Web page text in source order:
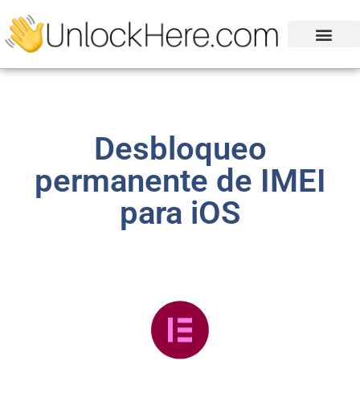
Desbloqueo
permanente de IMEI
para iOS